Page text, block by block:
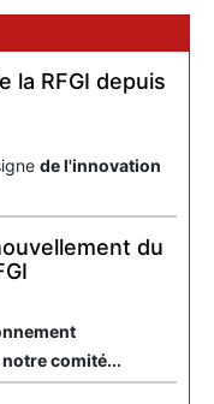
la RFGI depuis
de l'innovation
du
notre comité...